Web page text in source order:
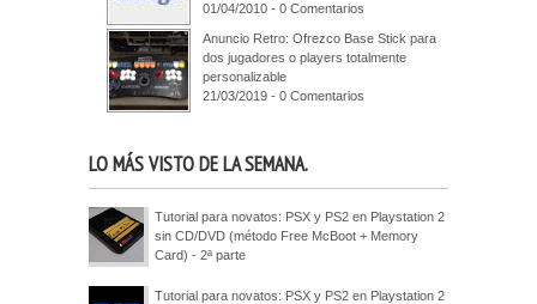
01/04/2010 - 0 Comentarios
Anuncio Retro: Ofrezco Base Stick para
dos jugadores o players totalmente
personalizable
21/03/2019 - 0 Comentarios
LO MÁS VISTO DE LA SEMANA.
Tutorial para novatos: PSX y PS2 en Playstation 2
sin CD/DVD (método Free McBoot + Memory
Card) - 2ª parte
Tutorial para novatos: PSX y PS2 en Playstation 2